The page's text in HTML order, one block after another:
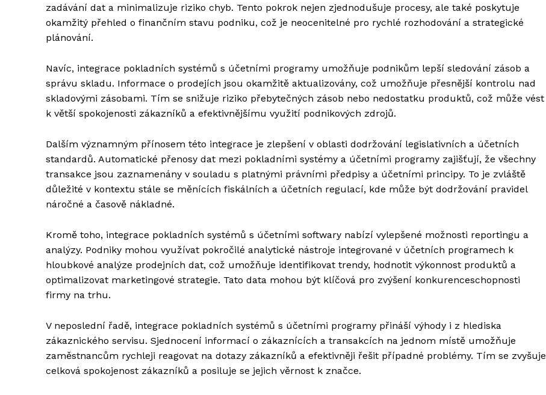
zadávání dat a minimalizuje riziko chyb. Tento pokrok nejen zjednodušuje procesy, ale také poskytuje
okamžitý přehled o finančním stavu podniku, což je neocenitelné pro rychlé rozhodování a strategické
plánování.
Navíc, integrace pokladních systémů s účetními programy umožňuje podnikům lepší sledování zásob a
správu skladu. Informace o prodejích jsou okamžitě aktualizovány, což umožňuje přesnější kontrolu nad
skladovými zásobami. Tím se snižuje riziko přebytečných zásob nebo nedostatku produktů, což může vést
k větší spokojenosti zákazníků a efektivnějšímu využití podnikových zdrojů.
Dalším významným přínosem této integrace je zlepšení v oblasti dodržování legislativních a účetních
standardů. Automatické přenosy dat mezi pokladními systémy a účetními programy zajišťují, že všechny
transakce jsou zaznamenány v souladu s platnými právními předpisy a účetními principy. To je zvláště
důležité v kontextu stále se měnících fiskálních a účetních regulací, kde může být dodržování pravidel
náročné a časově nákladné.
Kromě toho, integrace pokladních systémů s účetními softwary nabízí vylepšené možnosti reportingu a
analýzy. Podniky mohou využívat pokročilé analytické nástroje integrované v účetních programech k
hloubkové analýze prodejních dat, což umožňuje identifikovat trendy, hodnotit výkonnost produktů a
optimalizovat marketingové strategie. Tato data mohou být klíčová pro zvýšení konkurenceschopnosti
firmy na trhu.
V neposlední řadě, integrace pokladních systémů s účetními programy přináší výhody i z hlediska
zákaznického servisu. Sjednocení informací o zákaznících a transakcích na jednom místě umožňuje
zaměstnancům rychleji reagovat na dotazy zákazníků a efektivněji řešit případné problémy. Tím se zvyšuje
celková spokojenost zákazníků a posiluje se jejich věrnost k značce.